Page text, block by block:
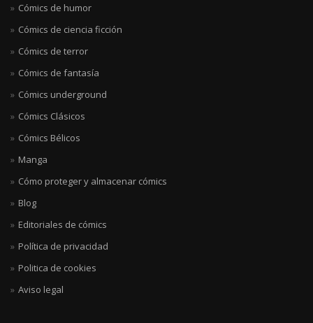
Cómics de humor
Cómics de ciencia ficción
Cómics de terror
Cómics de fantasía
Cómics underground
Cómics Clásicos
Cómics Bélicos
Manga
Cómo proteger y almacenar cómics
Blog
Editoriales de cómics
Política de privacidad
Politica de cookies
Aviso legal